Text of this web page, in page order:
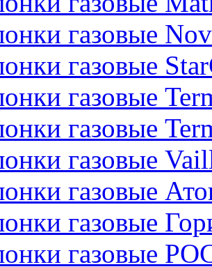
газовые
газовые
газовые
газовые
газовые
газовые
газовые
газовые